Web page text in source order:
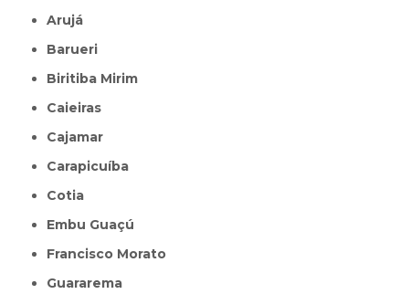
Arujá
Barueri
Biritiba Mirim
Caieiras
Cajamar
Carapicuíba
Cotia
Embu Guaçú
Francisco Morato
Guararema